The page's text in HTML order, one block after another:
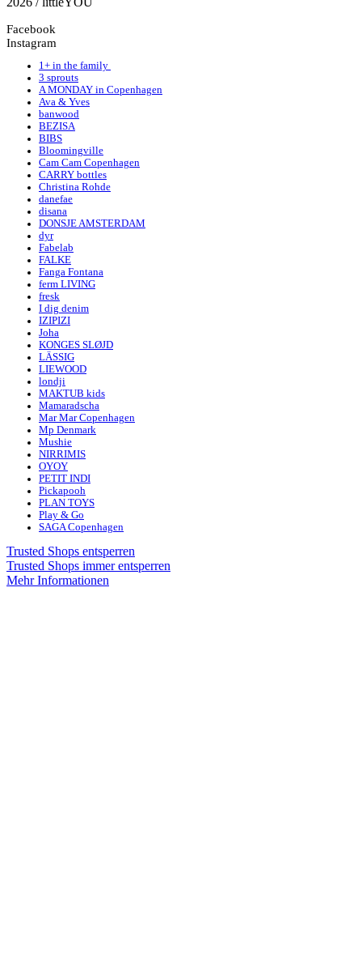
Facebook
Instagram
1+ in the family
3 sprouts
A MONDAY in Copenhagen
Ava & Yves
banwood
BEZISA
BIBS
Bloomingville
Cam Cam Copenhagen
CARRY bottles
Christina Rohde
danefae
disana
DONSJE AMSTERDAM
dyr
Fabelab
FALKE
Fanga Fontana
ferm LIVING
fresk
I dig denim
IZIPIZI
Joha
KONGES SLØJD
LÄSSIG
LIEWOOD
londji
MAKTUB kids
Mamaradscha
Mar Mar Copenhagen
Mp Denmark
Mushie
NIRRIMIS
OYOY
PETIT INDI
Pickapooh
PLAN TOYS
Play & Go
SAGA Copenhagen
Trusted Shops entsperren
Trusted Shops immer entsperren
Mehr Informationen